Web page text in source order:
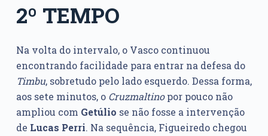
2º TEMPO
Na volta do intervalo, o Vasco continuou
encontrando facilidade para entrar na defesa do
Timbu, sobretudo pelo lado esquerdo. Dessa forma,
aos sete minutos, o Cruzmaltinopor pouco não
ampliou com Getúlio se não fosse a intervenção
de Lucas Perri. Na sequência, Figueiredo chegou